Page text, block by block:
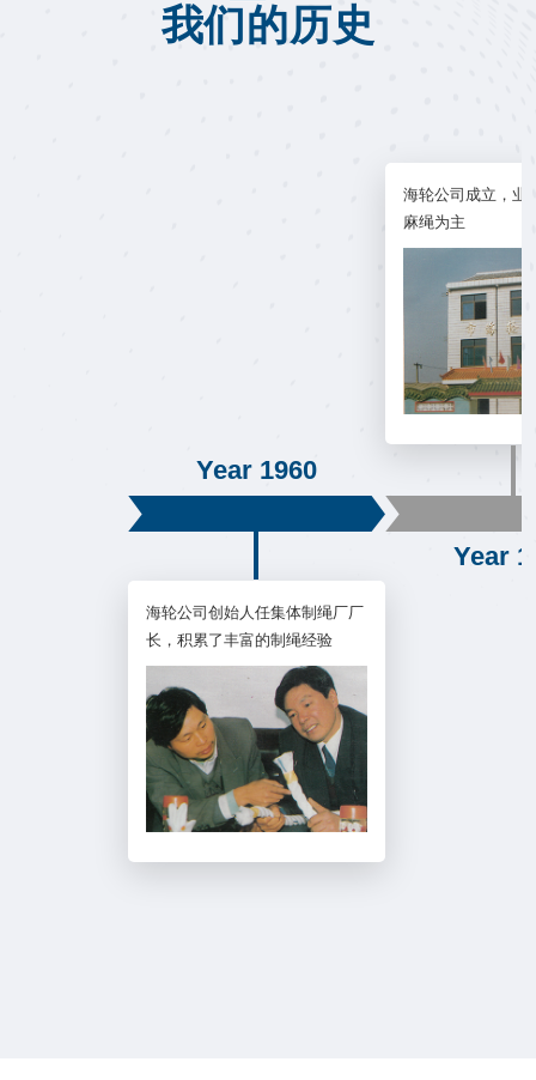
我们的历史
Year 1960
海轮公司创始人任集体制绳厂厂
长，积累了丰富的制绳经验
Year
海轮公司成立，业
麻绳为主